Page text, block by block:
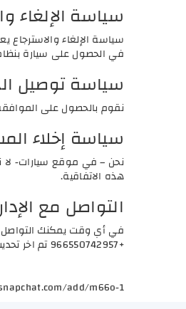
سياسة الإلغاء
سياسة الإلغاء
في الحصول على سيارة
سياسة توصيل
نقوم بالحصول على
سياسة إخلاء
نحن – في موقع سيارات- لا
هذه الاتفاقية.
التواصل مع
في أي وقت يمكنك التواصل
+966550742957 تم اخر تحديت في 1 جمادى الآخرة 1440 هجري، الموافق لـ 26 يناير 2019 ميلادي موقع سيارات
add/m66o-1